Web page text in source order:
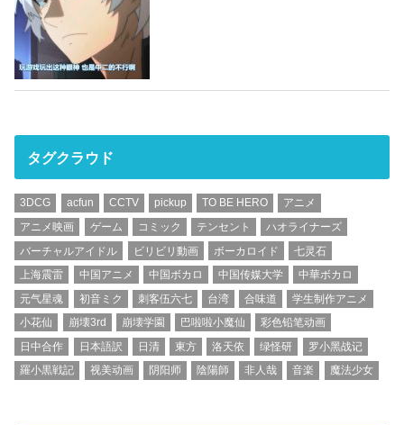
タグクラウド
3DCG acfun CCTV pickup TO BE HERO
アニメ
アニメ映画
ゲーム コミック テンセント
ハオライナーズ
バーチャルアイドル
ビリビリ動画 ボーカロイド
七灵石
上海震雷
中国アニメ 中国ボカロ 中国传媒大学
中華ボカロ
元气星魂
初音ミク 刺客伍六七 台湾 合味道
学生制作アニメ
小花仙
崩壊3rd 崩壊学園 巴啦啦小魔仙
彩色铅笔动画
日中合作
日本語訳 日清 東方 洛天依 绿怪研
罗小黑战记
羅小黒戦記
视美动画 阴阳师 陰陽師 非人哉 音楽 魔法少女